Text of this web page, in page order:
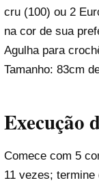
cru (100) ou 2
na cor de sua
Agulha para
Tamanho: 83cm
Execução
Comece com 5
11 vezes;